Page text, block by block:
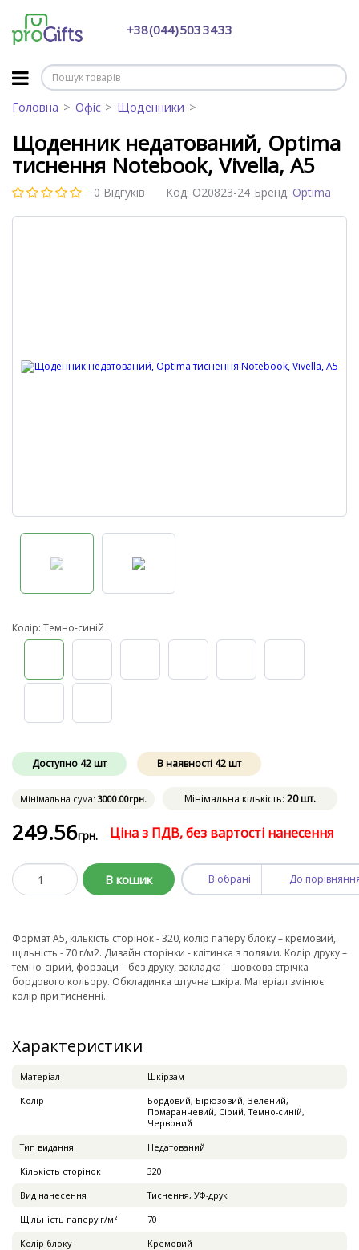
+38 (044) 503 34 33
Головна Офіс Щоденники
Щоденник недатований, Optima
тиснення Notebook, Vivella, А5
0 Відгуків Бренд: Optima
Код: O20823-24
Колір: Темно-синій
Доступно 42 шт В наявності 42шт
Мінімальна сума: 3000.00грн. Мінімальна кількість: 20 шт.
249.56грн. Ціна з ПДВ, без вартості нанесення
В кошик В обрані До
Формат А5, кількість сторінок - 320, колір паперу блоку – кремовий,
щільність - 70 г/м2. Дизайн сторінки - клітинка з полями. Колір друку –
темно-сірий, форзаци – без друку, закладка – шовкова стрічка
бордового кольору. Обкладинка штучна шкіра. Матеріал змінює
колір при тисненні.
Характеристики
Матеріал
Шкірзам
Колір
Бордовий, Бірюзовий, Зелений,
Помаранчевий, Сірий, Темно-синій,
Червоний
Тип видання
Недатований
Кількість сторінок
320
Вид нанесення
Тиснення, УФ-друк
Щільність паперу г/м²
70
Колір блоку
Кремовий